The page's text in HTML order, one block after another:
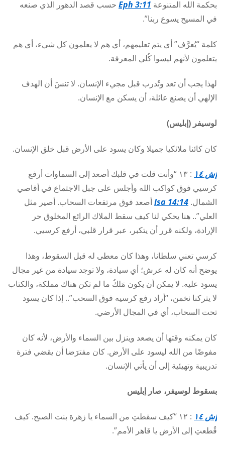
بحكمة الله المتنوعة Eph 3:11 حسب قصد الدهور الذي صنعه
في المسيح يسوع ربنا”.
كلمة “يُعرَّف” أي يتم تعليمهم، أي هم لا يعلمون كل شيء، أي هم
يتعلمون لأنهم ليسوا كُلي المعرفة.
لهذا يجب أن تعد وتُدرب قبل مجيء الإنسان. لا تنسَ أن الهدف
الإلهي أن يصنع عائلة، أن يسكن مع الإنسان.
لوسيفر (إبليس)
كان كائنا ملائكيا جميلا وكان يسود على الأرض قبل خلق الإنسان.
إش ١٤
: ١٣ “وأنت قلت في قلبك أصعد إلى السماوات أرفع
كرسيي فوق كواكب الله وأجلس على جبل الاجتماع في أقاصي
الشمال. Isa 14:14أصعد فوق مرتفعات السحاب. أصير مثل
العلي”.. هنا يحكي لنا كيف سقط الملاك الرائع المخلوق حر
الإرادة، ولكنه قرر أن يتكبر، عبر قرار قلبي، أرفع كرسيي.
كرسي تعني سلطانا، وهذا كان معطى له قبل السقوط، وهذا
يوضح أنه كان له عرش؛ أي سيادة، ولا توجد سيادة من غير مجال
يسود عليه. لا يمكن أن يكون مَلكٌ ما لم تكن هناك مملكة، والكتاب
لا يتركنا نخمن، “أراد رفع كرسيه فوق السحب”.. إذا كان يسود
تحت السحاب، أي في المجال الأرضي.
كان يمكنه وقتها أن يصعد وينزل بين السماء والأرض، لأنه كان
مفوضًا من الله ليسود على الأرض. كان مفترَضا أن يقضي فترة
تدريبية وتهيئية إلى أن يأتي الإنسان.
بسقوط لوسيفر، صار إبليس
إش ١٤
: ١٢ “كيف سقطتِ من السماء يا زهرة بنت الصبح. كيف
قُطعتِ إلى الأرض يا قاهر الأمم”.